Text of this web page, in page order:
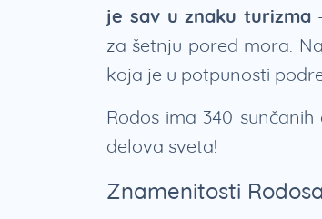
je sav u znaku turizma
za šetnju pored mora.
koja je u potpunosti
Rodos ima 340
delova sveta!
Znamenitosti Rodosa